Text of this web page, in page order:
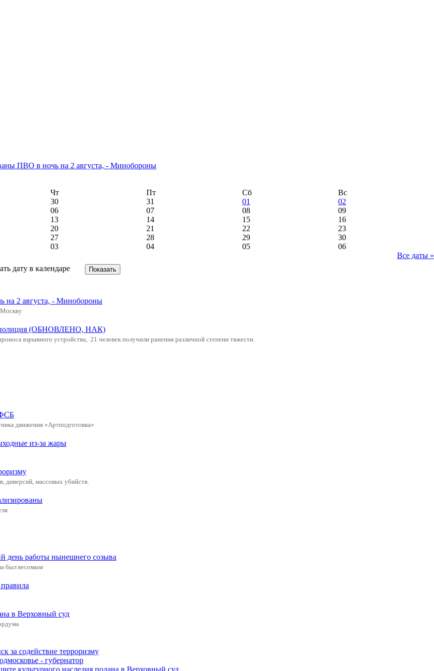
ПВО в ночь на 2 августа, - Минобороны
Чт Пт Сб
Вс
30 31 01
02
06 07 08
09
13 14 15
16
20 21 22
23
27 28 29
30
03 04 05
06
Все даты »
на 2 августа, - Минобороны
– полиция (ОБНОВЛЕНО, НАК)
взрывного устройства, 21 человек получили ранения различной степени тяжести.
ФСБ
движения «Артподготовка»
из-за жары
диверсий, массовых убийств.
день работы нынешнего созыва
был весомым
в Верховный суд
за содействие терроризму
- губернатор
культурного наследия подана в Верховный суд